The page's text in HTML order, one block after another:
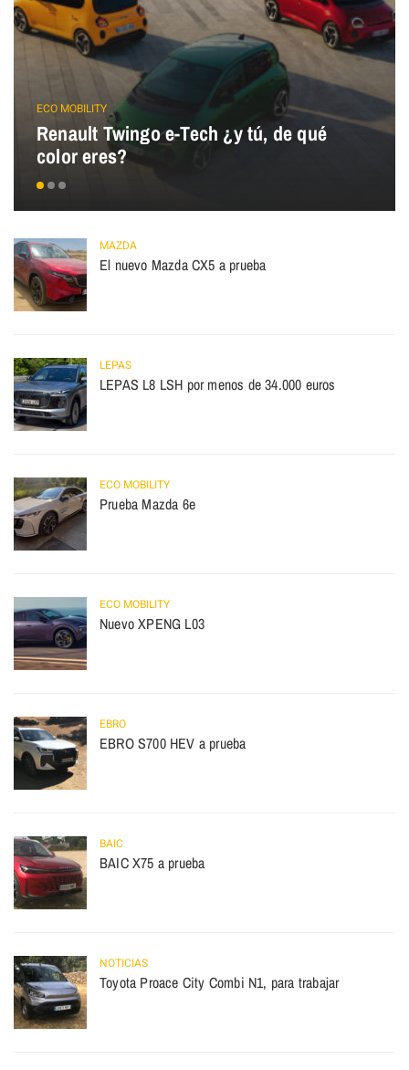
ECO MOBILITY
Renault Twingo e-Tech ¿y tú, de qué
color eres?
MAZDA
El nuevo Mazda CX5 a prueba
LEPAS
LEPAS L8 LSH por menos de 34.000 euros
ECO MOBILITY
Prueba Mazda 6e
ECO MOBILITY
Nuevo XPENG L03
EBRO
EBRO S700 HEV a prueba
BAIC
BAIC X75 a prueba
NOTICIAS
Toyota Proace City Combi N1, para trabajar